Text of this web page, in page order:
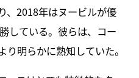
、2018年はヌービルが優
している。彼らは、コー
明らかに熟知していた。